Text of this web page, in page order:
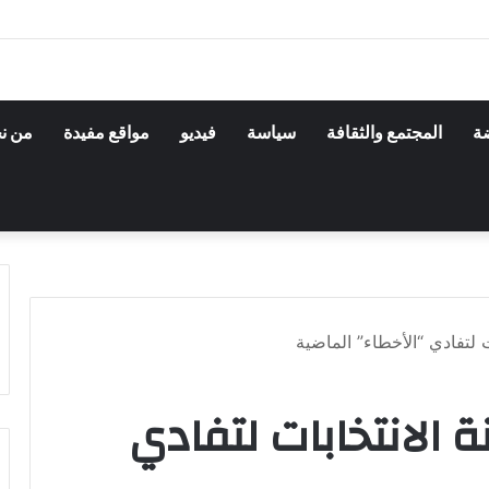
المجتمع والثقافة سياسة فيديو مواقع مفيدة من
لتفادي “الأخطاء” الماضية
الانتخابات لتفادي